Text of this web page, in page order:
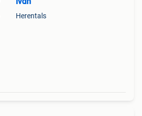
Herentals